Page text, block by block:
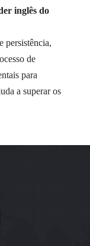
inglês do
persistência,
de
para
a superar os